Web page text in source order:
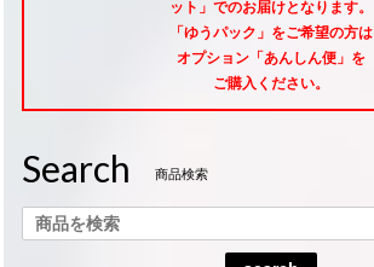
ット」でのお届けとなります。
「ゆうパック」をご希望の方は
オプション「あんしん便」 を
ご購入ください。
Search 商品検索